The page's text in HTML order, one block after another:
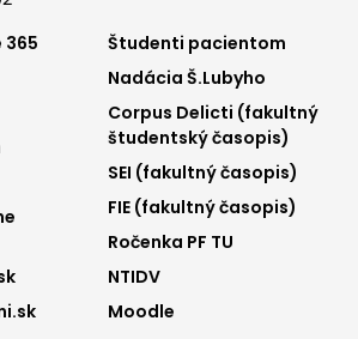
365
Footer
menu
2
Študenti pacientom
Nadácia Š.Lubyho
Corpus Delicti (fakultný
študentský časopis)
SEI (fakultný časopis)
FIE (fakultný časopis)
Ročenka PF TU
NTIDV
Moodle